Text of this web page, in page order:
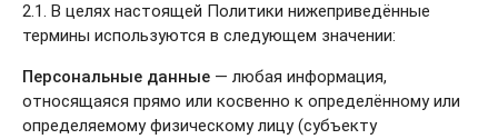
2.1. В целях настоящей Политики нижеприведённые
термины используются в следующем значении:
Персональные данные — любая информация,
относящаяся прямо или косвенно к определённому или
определяемому физическому лицу (субъекту